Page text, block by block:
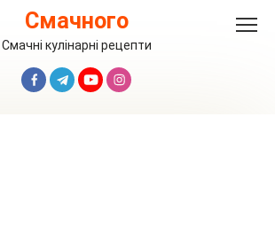
Смачного
Смачні кулінарні рецепти